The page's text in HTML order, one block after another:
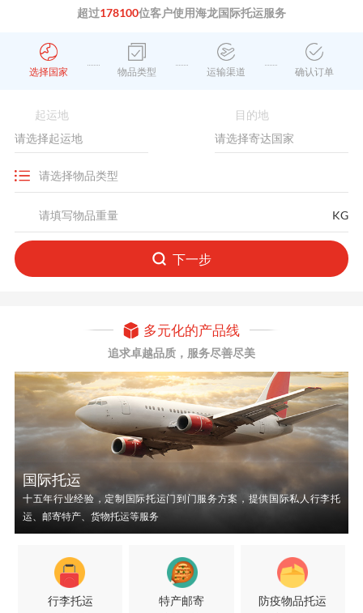
超过178100位客户使用海龙国际托运服务
选择国家 物品类型 运输渠道 确认订单
起运地 目的地
KG
下一步
多元化的产品线
追求卓越品质，服务尽善尽美
国际托运
十五年行业经验，定制国际托运门到门服务方案，提供国际私人行李托
运、邮寄特产、货物托运等服务
行李托运 特产邮寄 防疫物品托运